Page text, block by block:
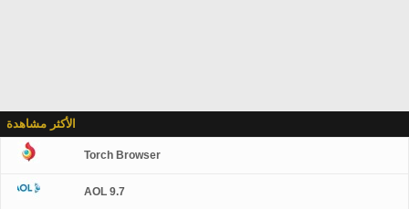
الأكثر مشاهدة
Torch Browser
AOL 9.7